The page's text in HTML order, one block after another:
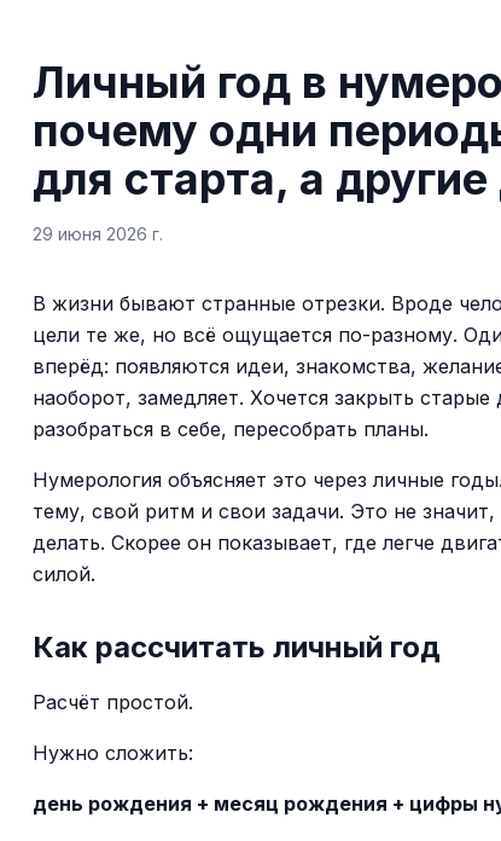
Личный год в
почему одни
для старта, а
29 июня 2026 г.
В жизни бывают странные отрезки. Вроде
цели те же, но всё ощущается по-разному.
вперёд: появляются идеи, знакомства,
наоборот, замедляет. Хочется закрыть
разобраться в себе, пересобрать планы.
Нумерология объясняет это через личные
тему, свой ритм и свои задачи. Это не значит,
делать. Скорее он показывает, где легче
силой.
Как рассчитать личный год
Расчёт простой.
Нужно сложить:
день рождения + месяц рождения + цифры